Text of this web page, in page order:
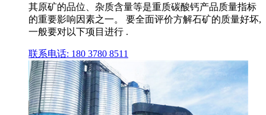
其原矿的品位、杂质含量等是重质碳酸钙产品质量指标
的重要影响因素之一。 要全面评价方解石矿的质量好坏,
一般要对以下项目进行 .
联系电话: 180 3780 8511